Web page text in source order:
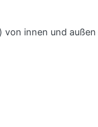
von innen und